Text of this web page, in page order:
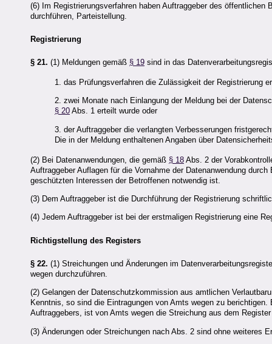
(6) Im Registrierungsverfahren haben Auftraggeber des
durchführen, Parteistellung.
Registrierung
§ 21. (1) Meldungen gemäß § 19 sind in das
1. das Prüfungsverfahren die Zulässigkeit der Registrierung
2. zwei Monate nach Einlangung der Meldung bei der
§ 20 Abs. 1 erteilt wurde oder
3. der Auftraggeber die verlangten Verbesserungen
Die in der Meldung enthaltenen Angaben über
(2) Bei Datenanwendungen, die gemäß § 18 Abs. 2 der
Auftraggeber Auflagen für die Vornahme der Datenanwendung
geschützten Interessen der Betroffenen notwendig ist.
(3) Dem Auftraggeber ist die Durchführung der Registrierung
(4) Jedem Auftraggeber ist bei der erstmaligen Registrierung eine
Richtigstellung des Registers
§ 22. (1) Streichungen und Änderungen im
wegen durchzuführen.
(2) Gelangen der Datenschutzkommission aus amtlichen
Kenntnis, so sind die Eintragungen von Amts wegen zu
Auftraggebers, ist von Amts wegen die Streichung aus dem
(3) Änderungen oder Streichungen nach Abs. 2 sind ohne weiteres